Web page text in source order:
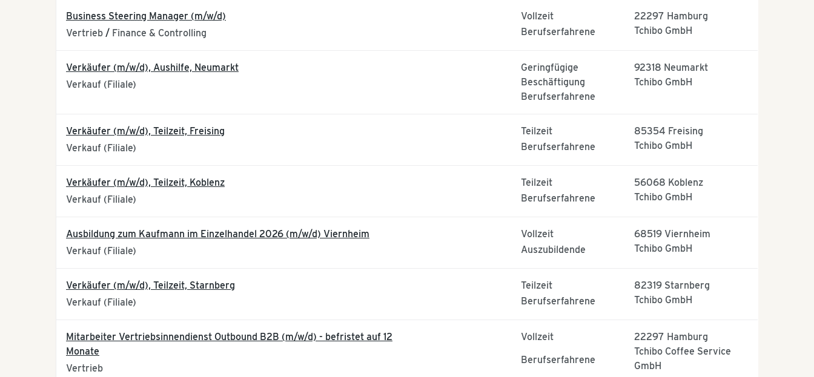
Business Steering Manager (m/w/d)
Vertrieb / Finance & Controlling
Vollzeit
Berufserfahrene
22297 Hamburg
Tchibo GmbH
Verkäufer (m/w/d), Aushilfe, Neumarkt
Verkauf (Filiale)
Geringfügige
Beschäftigung
Berufserfahrene
92318 Neumarkt
Tchibo GmbH
Verkäufer (m/w/d), Teilzeit, Freising
Verkauf (Filiale)
Teilzeit
Berufserfahrene
85354 Freising
Tchibo GmbH
Verkäufer (m/w/d), Teilzeit, Koblenz
Verkauf (Filiale)
Teilzeit
Berufserfahrene
56068 Koblenz
Tchibo GmbH
Ausbildung zum Kaufmann im Einzelhandel 2026 (m/w/d) Viernheim
Verkauf (Filiale)
Vollzeit
Auszubildende
68519 Viernheim
Tchibo GmbH
Verkäufer (m/w/d), Teilzeit, Starnberg
Verkauf (Filiale)
Teilzeit
Berufserfahrene
82319 Starnberg
Tchibo GmbH
Mitarbeiter Vertriebsinnendienst Outbound B2B (m/w/d) - befristet auf 12
Monate
Vertrieb
Vollzeit
Berufserfahrene
22297 Hamburg
Tchibo Coffee Service
GmbH